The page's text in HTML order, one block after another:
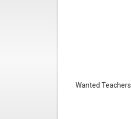
Wanted Teachers